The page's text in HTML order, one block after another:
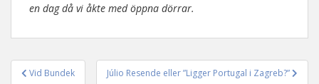
en dag då vi åkte med öppna dörrar.
Vid Bundek Júlio Resende eller ”Ligger Portugal i Zagreb?”